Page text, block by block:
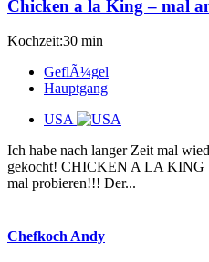
Chicken a la King – mal
Kochzeit:30 min
GeflÃ¼gel
Hauptgang
USA
Ich habe nach langer Zeit mal
gekocht! CHICKEN A LA KING
mal probieren!!! Der...
Chefkoch Andy